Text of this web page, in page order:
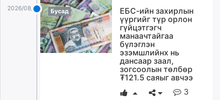
tvmongolia.mn
unegui.mn
2026/08/05 Бусад
ЕБС-ийн захирлын
үүргийг түр орлон
гүйцэтгэгч
манаачтайгаа
бүлэглэн
эзэмшлийнх нь
дансаар заал,
зогсоолын төлбөр
₮121.5 саяыг авчээ
3